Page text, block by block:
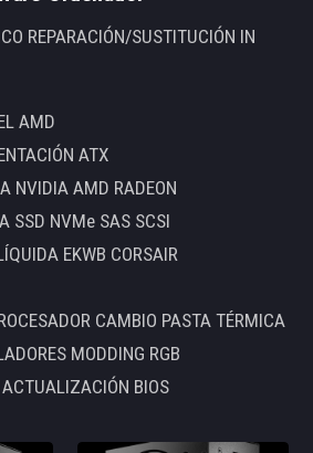
REPARACIÓN/SUSTITUCIÓN IN
AMD
ATX
NVIDIA AMD RADEON
SSD NVMe SAS SCSI
EKWB CORSAIR
CAMBIO PASTA TÉRMICA
MODDING RGB
BIOS